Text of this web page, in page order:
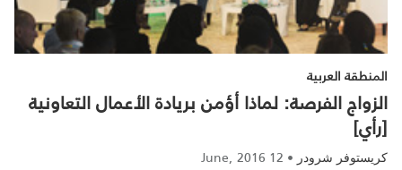
المنطقة العربية
الزواج الفرصة: لماذا أؤمن بريادة الأعمال التعاونية
[رأي]
كريستوفر شرودر •
12 June, 2016